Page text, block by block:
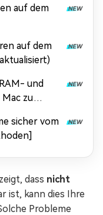
auf dem
auf dem
und
zu
sicher vom
dass nicht
ist, kann dies Ihre
Probleme